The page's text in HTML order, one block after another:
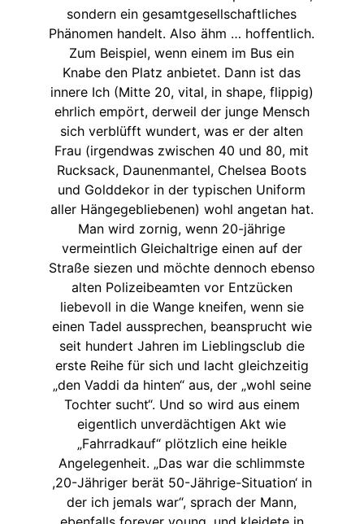
sondern ein gesamtgesellschaftliches
Phänomen handelt. Also ähm … hoffentlich.
Zum Beispiel, wenn einem im Bus ein
Knabe den Platz anbietet. Dann ist das
innere Ich (Mitte 20, vital, in shape, flippig)
ehrlich empört, derweil der junge Mensch
sich verblüfft wundert, was er der alten
Frau (irgendwas zwischen 40 und 80, mit
Rucksack, Daunenmantel, Chelsea Boots
und Golddekor in der typischen Uniform
aller Hängegebliebenen) wohl angetan hat.
Man wird zornig, wenn 20-jährige
vermeintlich Gleichaltrige einen auf der
Straße siezen und möchte dennoch ebenso
alten Polizeibeamten vor Entzücken
liebevoll in die Wange kneifen, wenn sie
einen Tadel aussprechen, beansprucht wie
seit hundert Jahren im Lieblingsclub die
erste Reihe für sich und lacht gleichzeitig
„den Vaddi da hinten“ aus, der „wohl seine
Tochter sucht“. Und so wird aus einem
eigentlich unverdächtigen Akt wie
„Fahrradkauf“ plötzlich eine heikle
Angelegenheit. „Das war die schlimmste
,20-Jähriger berät 50-Jährige-Situation‘ in
der ich jemals war“, sprach der Mann,